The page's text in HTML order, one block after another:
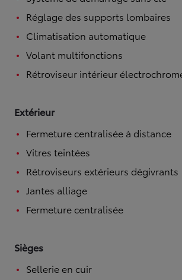
Réglage des supports lombaires
Climatisation automatique
Volant multifonctions
Rétroviseur intérieur
Extérieur
Fermeture centralisée à distance
Vitres teintées
Rétroviseurs extérieurs dégivrants
Jantes alliage
Fermeture centralisée
Sièges
Sellerie en cuir